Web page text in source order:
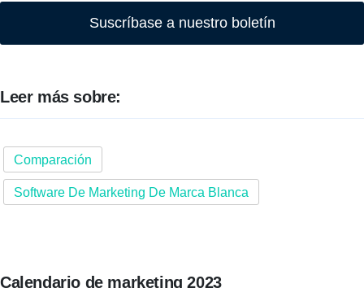
Suscríbase a nuestro boletín
Leer más sobre:
Comparación
Software De Marketing De Marca Blanca
Calendario de marketing 2023